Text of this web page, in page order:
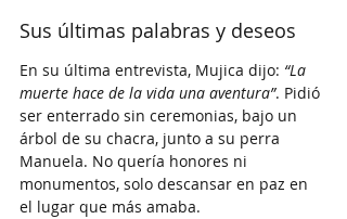
Sus últimas palabras y deseos
En su última entrevista, Mujica dijo: “La
muerte hace de la vida una aventura”. Pidió
ser enterrado sin ceremonias, bajo un
árbol de su chacra, junto a su perra
Manuela. No quería honores ni
monumentos, solo descansar en paz en
el lugar que más amaba.